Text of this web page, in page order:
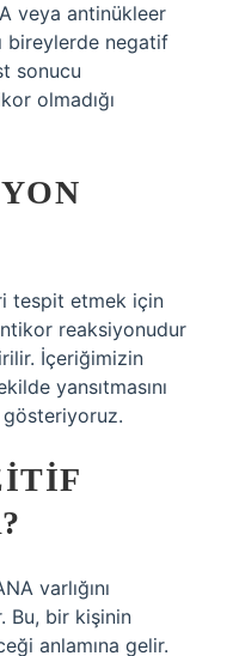
veya antinükleer
bireylerde negatif
sonucu
olmadığı
tespit etmek için
reaksiyonudur
İçeriğimizin
yansıtmasını
gösteriyoruz.
varlığını
Bu, bir kişinin
anlamına gelir.